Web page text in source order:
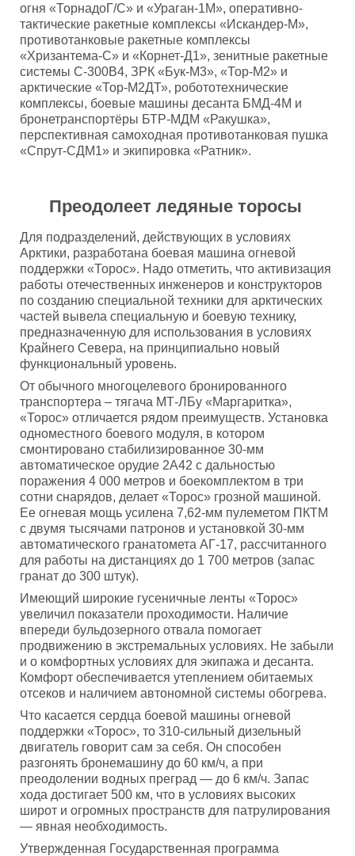
огня «ТорнадоГ/С» и «Ураган-1М», оперативно-
тактические ракетные комплексы «Искандер-М»,
противотанковые ракетные комплексы
«Хризантема-С» и «Корнет-Д1», зенитные ракетные
системы С-300В4, ЗРК «Бук-М3», «Тор-М2» и
арктические «Тор-М2ДТ», робототехнические
комплексы, боевые машины десанта БМД-4М и
бронетранспортёры БТР-МДМ «Ракушка»,
перспективная самоходная противотанковая пушка
«Спрут-СДМ1» и экипировка «Ратник».
Преодолеет ледяные торосы
Для подразделений, действующих в условиях
Арктики, разработана боевая машина огневой
поддержки «Торос». Надо отметить, что активизация
работы отечественных инженеров и конструкторов
по созданию специальной техники для арктических
частей вывела специальную и боевую технику,
предназначенную для использования в условиях
Крайнего Севера, на принципиально новый
функциональный уровень.
От обычного многоцелевого бронированного
транспортера – тягача МТ-ЛБу «Маргаритка»,
«Торос» отличается рядом преимуществ. Установка
одноместного боевого модуля, в котором
смонтировано стабилизированное 30-мм
автоматическое орудие 2А42 с дальностью
поражения 4 000 метров и боекомплектом в три
сотни снарядов, делает «Торос» грозной машиной.
Ее огневая мощь усилена 7,62-мм пулеметом ПКТМ
с двумя тысячами патронов и установкой 30-мм
автоматического гранатомета АГ-17, рассчитанного
для работы на дистанциях до 1 700 метров (запас
гранат до 300 штук).
Имеющий широкие гусеничные ленты «Торос»
увеличил показатели проходимости. Наличие
впереди бульдозерного отвала помогает
продвижению в экстремальных условиях. Не забыли
и о комфортных условиях для экипажа и десанта.
Комфорт обеспечивается утеплением обитаемых
отсеков и наличием автономной системы обогрева.
Что касается сердца боевой машины огневой
поддержки «Торос», то 310-сильный дизельный
двигатель говорит сам за себя. Он способен
разгонять бронемашину до 60 км/ч, а при
преодолении водных преград — до 6 км/ч. Запас
хода достигает 500 км, что в условиях высоких
широт и огромных пространств для патрулирования
— явная необходимость.
Утвержденная Государственная программа